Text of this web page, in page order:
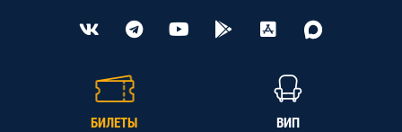
БИЛЕТЫ ВИП